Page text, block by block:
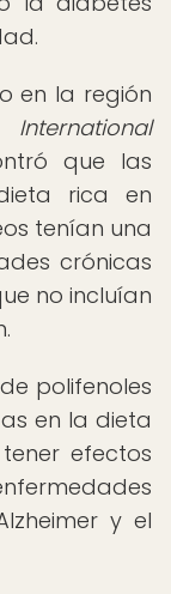
en la región
International
que las
rica en
tenían una
crónicas
no incluían
polifenoles
en la dieta
efectos
y el